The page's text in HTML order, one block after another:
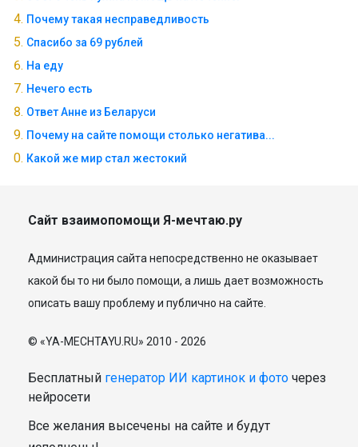
Почему такая несправедливость
Спасибо за 69 рублей
На еду
Нечего есть
Ответ Анне из Беларуси
Почему на сайте помощи столько негатива...
Какой же мир стал жестокий
Сайт взаимопомощи Я-мечтаю.ру
Администрация сайта непосредственно не оказывает
какой бы то ни было помощи, а лишь дает возможность
описать вашу проблему и публично на сайте.
© «YA-MECHTAYU.RU» 2010 - 2026
Бесплатный генератор ИИ картинок и фото через
нейросети
Все желания высечены на сайте и будут